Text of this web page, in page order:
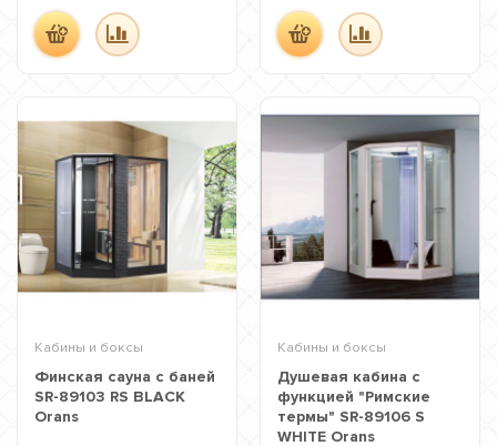
Кабины и боксы
Финская сауна с баней
SR-89103 RS BLACK
Orans
Кабины и боксы
Душевая кабина с
функцией "Римские
термы" SR-89106 S
WHITE Orans